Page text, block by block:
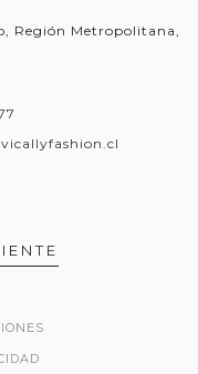
Región Metropolitana,